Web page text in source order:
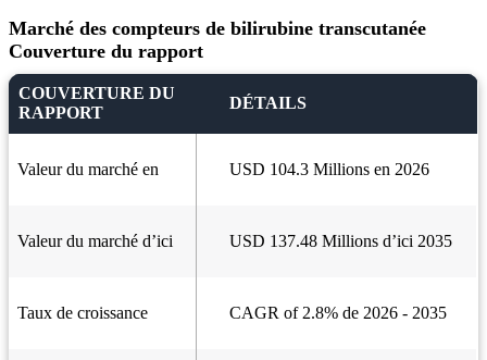
Marché des compteurs de bilirubine transcutanée
Couverture du rapport
COUVERTURE DU
RAPPORT
DÉTAILS
Valeur du marché en USD 104.3 Millions en 2026
Valeur du marché d’ici USD 137.48 Millions d’ici 2035
Taux de croissance CAGR of 2.8% de 2026 - 2035